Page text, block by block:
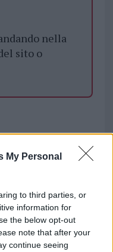
My Personal
to third parties, or
information for
the below opt-out
note that after your
continue seeing
nella
sito o